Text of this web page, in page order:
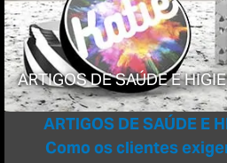
ARTIGOS DE SAÚDE E
ARTIGOS DE SAÚDE E
Como os clientes